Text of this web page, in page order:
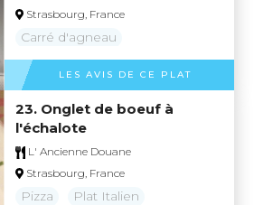
Strasbourg, France
Carré d'agneau
LES AVIS DE CE PLAT
23. Onglet de boeuf à
l'échalote
L' Ancienne Douane
Strasbourg, France
Pizza Plat Italien